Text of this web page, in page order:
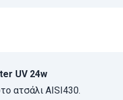
UV 24w
ατσάλι AISI430.